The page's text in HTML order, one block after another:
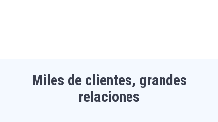
Miles de clientes, grandes
relaciones